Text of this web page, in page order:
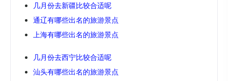
几月份去新疆比较合适呢
通辽有哪些出名的旅游景点
上海有哪些出名的旅游景点
几月份去西宁比较合适呢
汕头有哪些出名的旅游景点